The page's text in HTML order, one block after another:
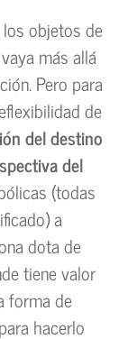
objetos de
más allá
Pero para
de
del destino
del
(todas
a
dota de
tiene valor
forma de
hacerlo